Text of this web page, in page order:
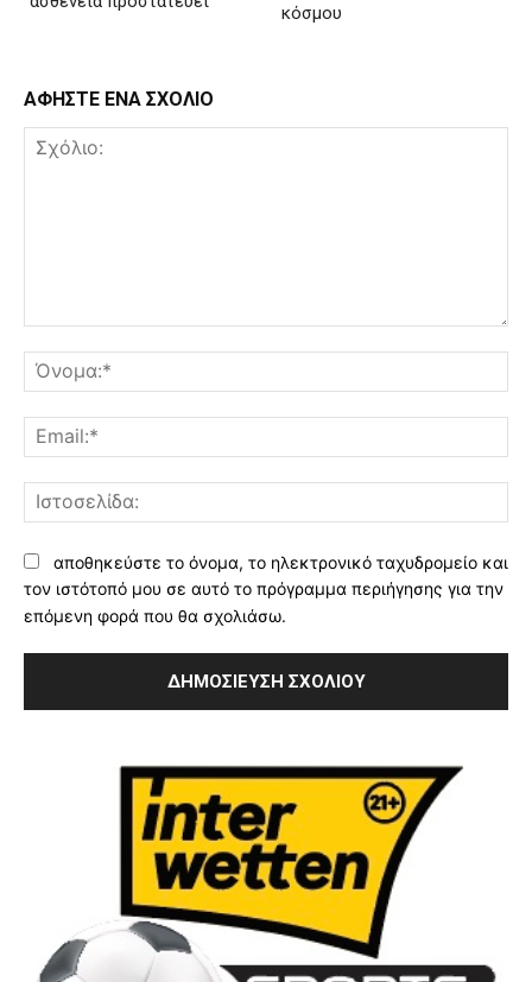
κόσμου
ΑΦΗΣΤΕ ΕΝΑ ΣΧΟΛΙΟ
αποθηκεύστε το όνομα, το ηλεκτρονικό ταχυδρομείο και
τον ιστότοπό μου σε αυτό το πρόγραμμα περιήγησης για την
επόμενη φορά που θα σχολιάσω.